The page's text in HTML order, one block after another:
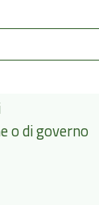
o di governo